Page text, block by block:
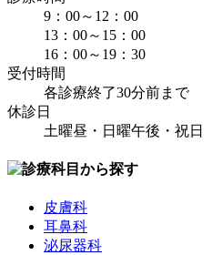
9：00～12：00
13：00～15：00
16：00～19：30
受付時間
各診療終了30分前まで
休診日
土曜昼・日曜午後・祝日
皮膚科
耳鼻科
泌尿器科